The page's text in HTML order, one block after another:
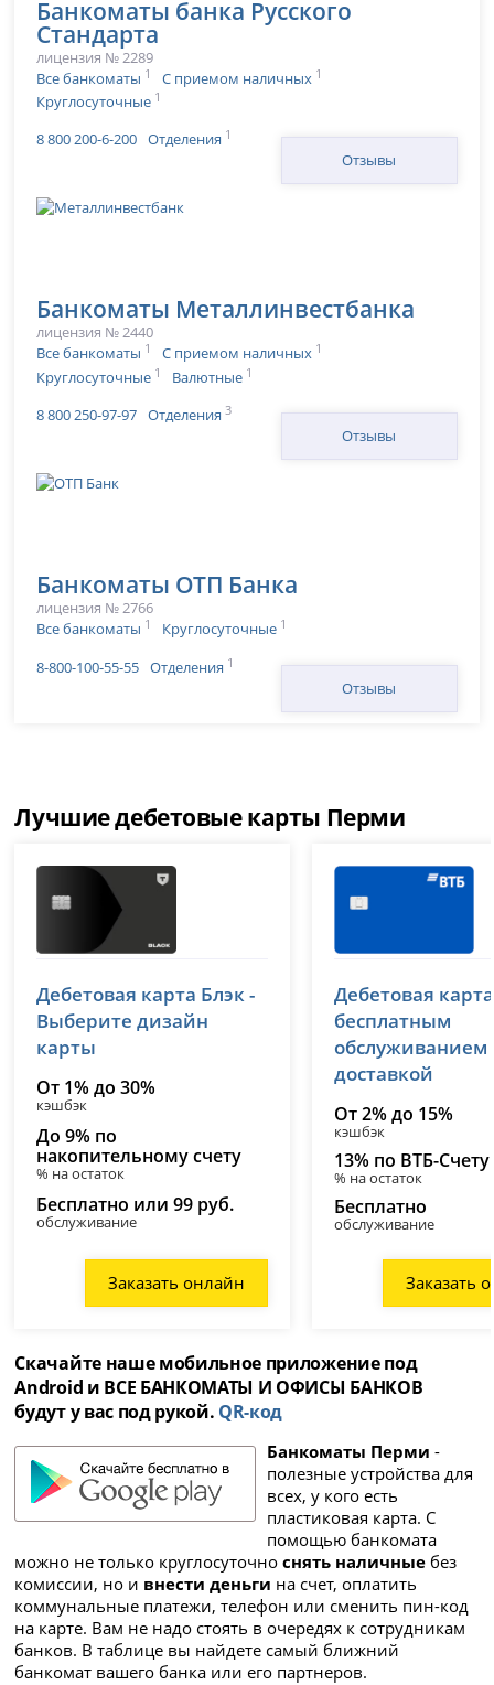
Банкоматы банка Русского
Стандарта
лицензия № 2289
Все банкоматы 1 С приемом наличных 1
Круглосуточные 1
8 800 200-6-200 Отделения 1
Отзывы
Банкоматы Металлинвестбанка
лицензия № 2440
Все банкоматы 1 С приемом наличных 1
Круглосуточные 1 Валютные 1
8 800 250-97-97 Отделения 3
Отзывы
Банкоматы ОТП Банка
лицензия № 2766
Все банкоматы 1 Круглосуточные 1
8-800-100-55-55 Отделения 1
Отзывы
Лучшие дебетовые карты Перми
лицензия № 2673
Дебетовая карта Блэк -
Выберите дизайн
карты
От 1% до 30%
кэшбэк
До 9% по
накопительному счету
% на остаток
Бесплатно или 99 руб.
обслуживание
Заказать онлайн
лицензия № 1000
Дебетовая
бесплатным
обслуживанием
доставкой
От 2% до 15%
кэшбэк
13% по ВТБ-Счету
% на остаток
Бесплатно
обслуживание
Заказать
Скачайте наше мобильное приложение под
Android и ВСЕ БАНКОМАТЫ И ОФИСЫ БАНКОВ
будут у вас под рукой. QR-код
Банкоматы Перми -
полезные устройства для
всех, у кого есть
пластиковая карта. С
помощью банкомата
можно не только круглосуточноснять наличные без
комиссии, но и внести деньги на счет, оплатить
коммунальные платежи, телефон или сменить пин-код
на карте. Вам не надо стоять в очередях к сотрудникам
банков. В таблице вы найдете самый ближний
банкомат вашего банка или его партнеров.